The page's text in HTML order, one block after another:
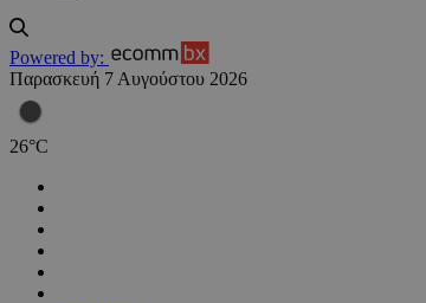
Powered by:
Παρασκευή 7 Αυγούστου 2026
26°C